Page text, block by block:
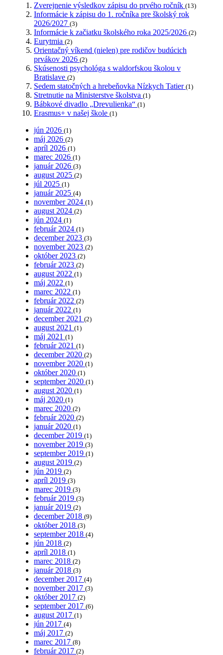
Zverejnenie výsledkov zápisu do prvého ročník (13)
Informácie k zápisu do 1. ročníka pre školský rok
2026/2027 (3)
Informácie k začiatku školského roka 2025/2026 (2)
Eurytmia (2)
Orientačný víkend (nielen) pre rodičov budúcich
prvákov 2026 (2)
Skúsenosti psychológa s waldorfskou školou v
Bratislave (2)
Sedem statočných a hrebeňovka Nízkych Tatier (1)
Stretnutie na Ministerstve školstva (1)
Bábkové divadlo „Drevulienka“ (1)
Erasmus+ v našej škole (1)
jún 2026 (1)
máj 2026 (2)
apríl 2026 (1)
marec 2026 (1)
január 2026 (3)
august 2025 (2)
júl 2025 (1)
január 2025 (4)
november 2024 (1)
august 2024 (2)
jún 2024 (1)
február 2024 (1)
december 2023 (3)
november 2023 (2)
október 2023 (2)
február 2023 (2)
august 2022 (1)
máj 2022 (1)
marec 2022 (1)
február 2022 (2)
január 2022 (1)
december 2021 (2)
august 2021 (1)
máj 2021 (1)
február 2021 (1)
december 2020 (2)
november 2020 (1)
október 2020 (1)
september 2020 (1)
august 2020 (1)
máj 2020 (1)
marec 2020 (2)
február 2020 (2)
január 2020 (1)
december 2019 (1)
november 2019 (3)
september 2019 (1)
august 2019 (2)
jún 2019 (2)
apríl 2019 (3)
marec 2019 (3)
február 2019 (3)
január 2019 (2)
december 2018 (9)
október 2018 (3)
september 2018 (4)
jún 2018 (2)
apríl 2018 (1)
marec 2018 (2)
január 2018 (3)
december 2017 (4)
november 2017 (3)
október 2017 (2)
september 2017 (6)
august 2017 (1)
jún 2017 (4)
máj 2017 (2)
marec 2017 (8)
február 2017 (2)